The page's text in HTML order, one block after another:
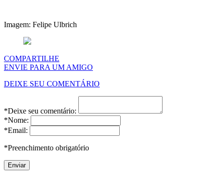
Imagem: Felipe Ulbrich
COMPARTILHE
ENVIE PARA UM AMIGO
DEIXE SEU COMENTÁRIO
*Deixe seu comentário:
*Nome:
*Email:
*Preenchimento obrigatório